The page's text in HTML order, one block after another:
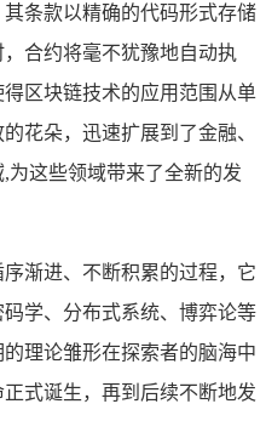
条款以精确的代码形式存储
合约将毫不犹豫地自动执
区块链技术的应用范围从单
花朵，迅速扩展到了金融、
为这些领域带来了全新的发
渐进、不断积累的过程，它
学、分布式系统、博弈论等
理论雏形在探索者的脑海中
式诞生，再到后续不断地发